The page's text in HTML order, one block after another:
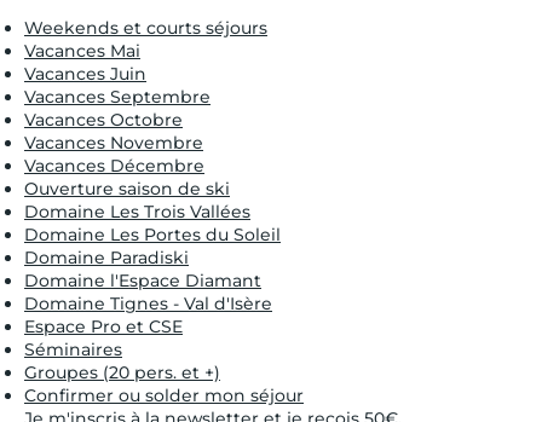
Weekends et courts séjours
Vacances Mai
Vacances Juin
Vacances Septembre
Vacances Octobre
Vacances Novembre
Vacances Décembre
Ouverture saison de ski
Domaine Les Trois Vallées
Domaine Les Portes du Soleil
Domaine Paradiski
Domaine l'Espace Diamant
Domaine Tignes - Val d'Isère
Espace Pro et CSE
Séminaires
Groupes (20 pers. et +)
Confirmer ou solder mon séjour